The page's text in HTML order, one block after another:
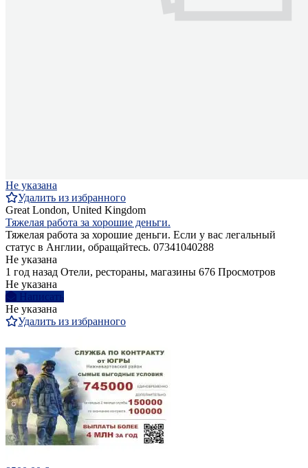
Не указана
Удалить из избранного
Great London, United Kingdom
Тяжелая работа за хорошие деньги.
Тяжелая работа за хорошие деньги. Если у вас легальный
статус в Англии, обращайтесь. 07341040288
Не указана
1 год назад Отели, рестораны, магазины 676 Просмотров
Не указана
Написать
Не указана
Удалить из избранного